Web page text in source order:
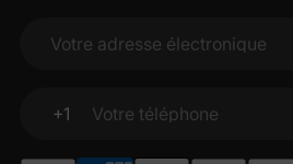
Votre adresse électronique
+1
Votre téléphone